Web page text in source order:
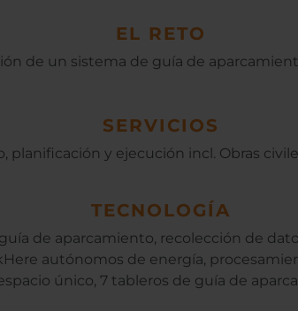
EL RETO
de un sistema de guía de
SERVICIOS
planificación y ejecución incl. Obras
TECNOLOGÍA
de aparcamiento, recolección de
autónomos de energía,
único, 7 tableros de guía de